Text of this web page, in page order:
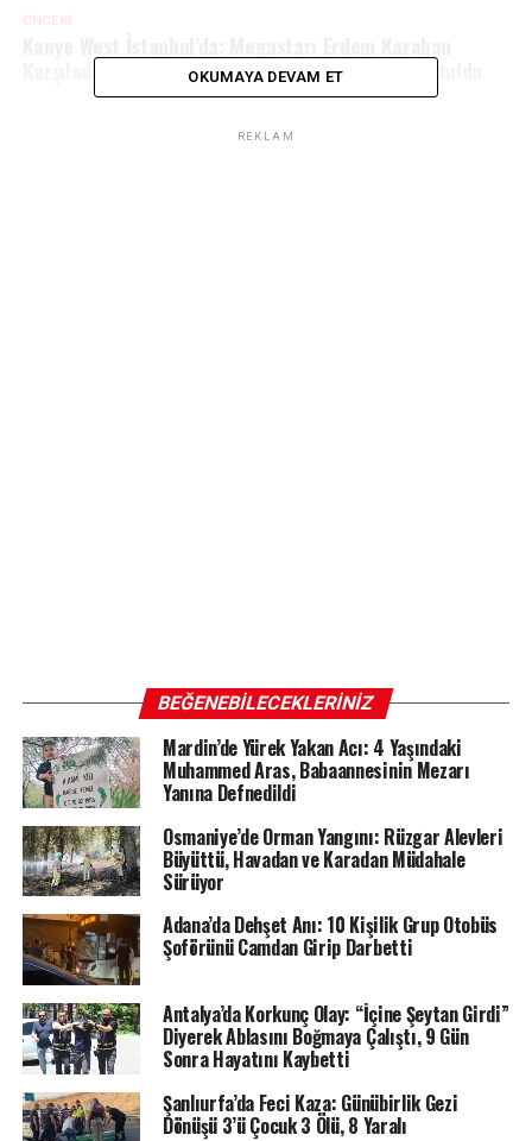
ÖNCEKI
Karşıladı, Dev Konser Öncesi Şehirde Nefesler Tutuldu
OKUMAYA DEVAM ET
REKLAM
BEĞENEBILECEKLERINIZ
Mardin’de Yürek Yakan Acı: 4 Yaşındaki
Muhammed Aras, Babaannesinin Mezarı
Yanına Defnedildi
Osmaniye’de Orman Yangını: Rüzgar Alevleri
Büyüttü, Havadan ve Karadan Müdahale
Sürüyor
Adana’da Dehşet Anı: 10 Kişilik Grup Otobüs
Şoförünü Camdan Girip Darbetti
Antalya’da Korkunç Olay: “İçine Şeytan Girdi”
Diyerek Ablasını Boğmaya Çalıştı, 9 Gün
Sonra Hayatını Kaybetti
Şanlıurfa’da Feci Kaza: Günübirlik Gezi
Dönüşü 3’ü Çocuk 3 Ölü, 8 Yaralı